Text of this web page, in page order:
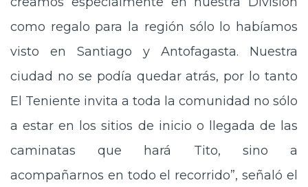
como regalo para la región sólo lo habíamos
visto en Santiago y Antofagasta. Nuestra
ciudad no se podía quedar atrás, por lo tanto
El Teniente invita a toda la comunidad no sólo
a estar en los sitios de inicio o llegada de las
caminatas que hará Tito, sino a
acompañarnos en todo el recorrido”, señaló el